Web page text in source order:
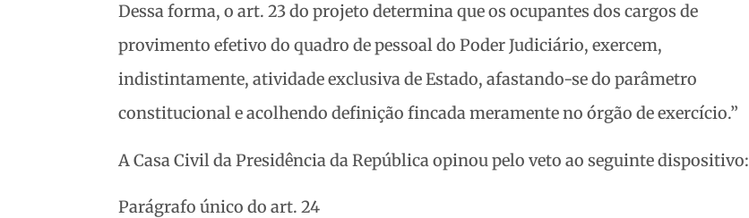
Dessa forma, o art. 23 do projeto determina que os ocupantes dos cargos de
provimento efetivo do quadro de pessoal do Poder Judiciário, exercem,
indistintamente, atividade exclusiva de Estado, afastando-se do parâmetro
constitucional e acolhendo definição fincada meramente no órgão de exercício.”
A Casa Civil da Presidência da República opinou pelo veto ao seguinte dispositivo:
Parágrafo único do art. 24